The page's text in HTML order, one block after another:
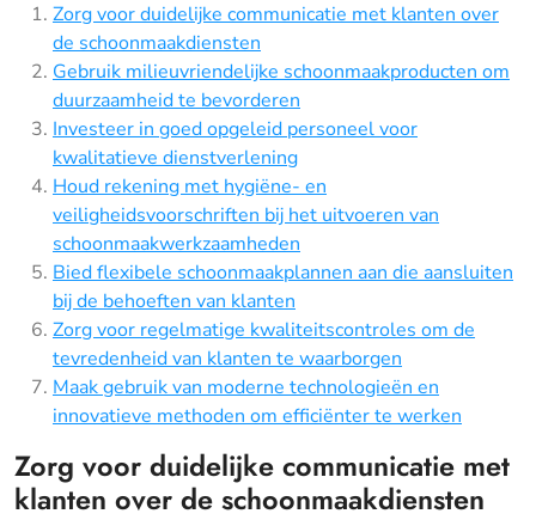
Zorg voor duidelijke communicatie met klanten over
de schoonmaakdiensten
Gebruik milieuvriendelijke schoonmaakproducten om
duurzaamheid te bevorderen
Investeer in goed opgeleid personeel voor
kwalitatieve dienstverlening
Houd rekening met hygiëne- en
veiligheidsvoorschriften bij het uitvoeren van
schoonmaakwerkzaamheden
Bied flexibele schoonmaakplannen aan die aansluiten
bij de behoeften van klanten
Zorg voor regelmatige kwaliteitscontroles om de
tevredenheid van klanten te waarborgen
Maak gebruik van moderne technologieën en
innovatieve methoden om efficiënter te werken
Zorg voor duidelijke communicatie met
klanten over de schoonmaakdiensten